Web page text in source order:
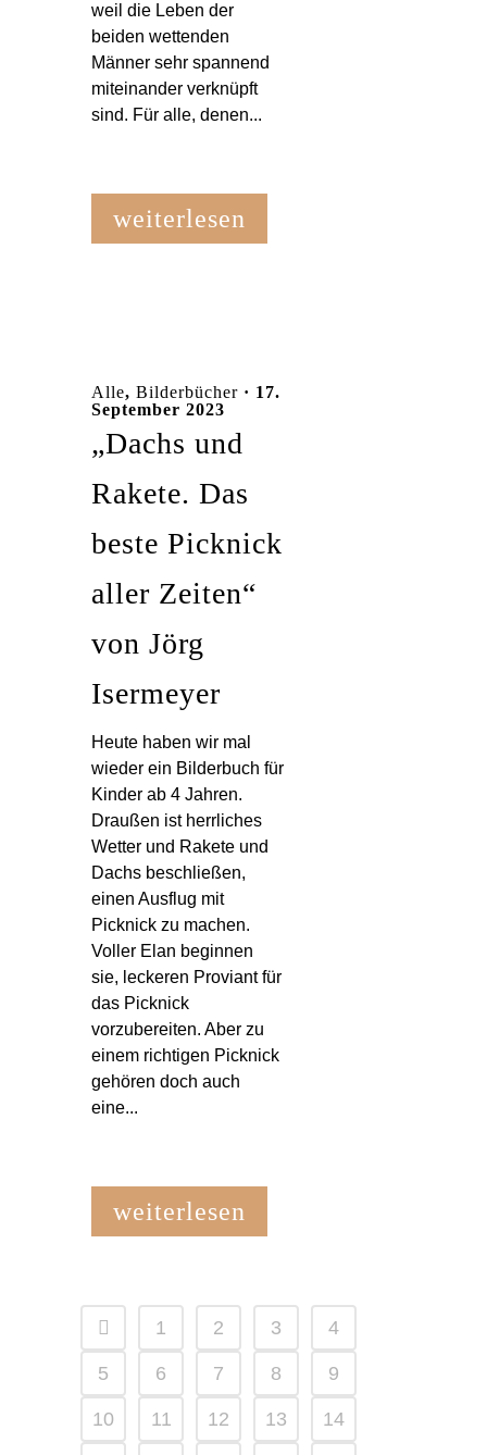
weil die Leben der
beiden wettenden
Männer sehr spannend
miteinander verknüpft
sind. Für alle, denen...
weiterlesen
Alle, Bilderbücher · 17.
September 2023
„Dachs und
Rakete. Das
beste Picknick
aller Zeiten“
von Jörg
Isermeyer
Heute haben wir mal
wieder ein Bilderbuch für
Kinder ab 4 Jahren.
Draußen ist herrliches
Wetter und Rakete und
Dachs beschließen,
einen Ausflug mit
Picknick zu machen.
Voller Elan beginnen
sie, leckeren Proviant für
das Picknick
vorzubereiten. Aber zu
einem richtigen Picknick
gehören doch auch
eine...
weiterlesen
1 2 3 4
5 6 7 8 9
10 11 12 13 14